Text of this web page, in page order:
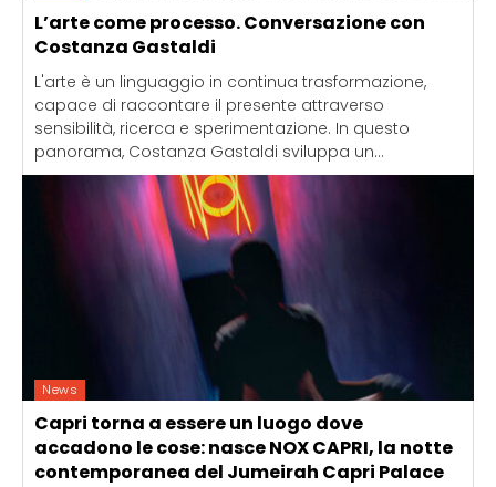
L’arte come processo. Conversazione con
Costanza Gastaldi
L'arte è un linguaggio in continua trasformazione,
capace di raccontare il presente attraverso
sensibilità, ricerca e sperimentazione. In questo
panorama, Costanza Gastaldi sviluppa un...
News
Capri torna a essere un luogo dove
accadono le cose: nasce NOX CAPRI, la notte
contemporanea del Jumeirah Capri Palace